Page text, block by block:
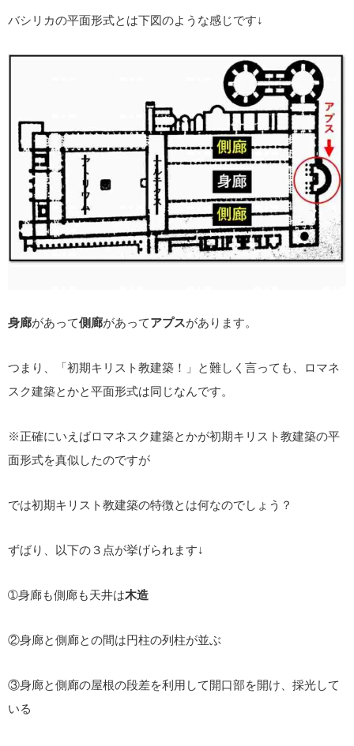
バシリカの平面形式とは下図のような感じです↓
身廊があって側廊があってアプスがあります。
つまり、「初期キリスト教建築！」と難しく言っても、ロマネ
スク建築とかと平面形式は同じなんです。
※正確にいえばロマネスク建築とかが初期キリスト教建築の平
面形式を真似したのですが
では初期キリスト教建築の特徴とは何なのでしょう？
ずばり、以下の３点が挙げられます↓
➀身廊も側廊も天井は木造
②身廊と側廊との間は円柱の列柱が並ぶ
③身廊と側廊の屋根の段差を利用して開口部を開け、採光して
いる